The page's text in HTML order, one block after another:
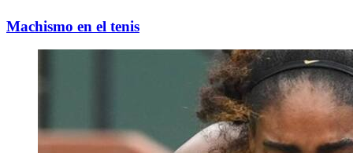
Machismo en el tenis